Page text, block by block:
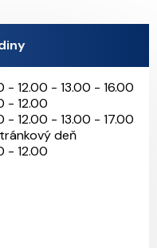
- 12.00 - 13.00 - 16.00
- 12.00
- 12.00 - 13.00 - 17.00
deň
- 12.00